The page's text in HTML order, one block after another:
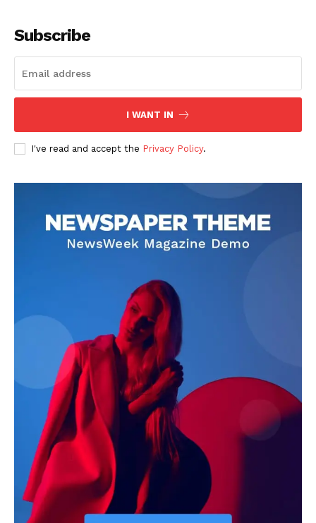
AIN NEWS 1
Contact Us
Privacy Policy
Terms of Use Agreement
Facebook
X WhatsApp
Share
Subscribe
I WANT IN
I've read and accept the Privacy Policy.